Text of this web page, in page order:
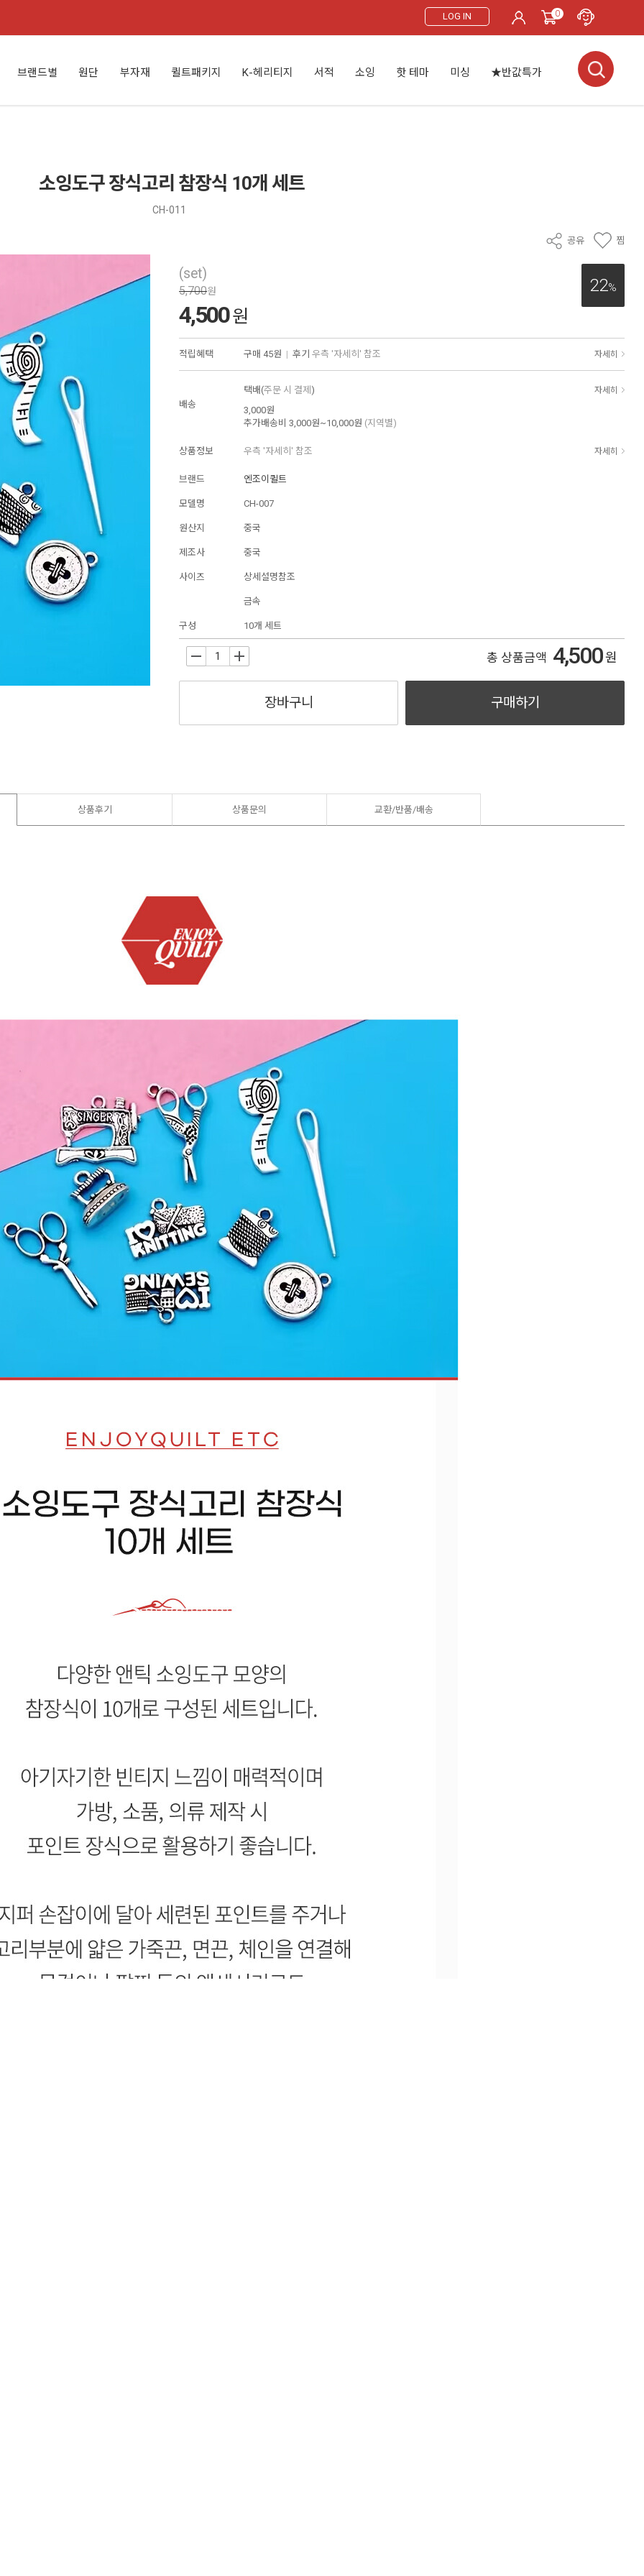
LOG IN 0
브랜드별 원단 부자재 퀼트패키지 K-헤리티지 서적 소잉 핫 테마 미싱 ★반값특가
소잉도구 장식고리 참장식 10개 세트
CH-011
공유 찜
(set)
22%
5,700원
4,500원
적립혜택 구매 45원 | 후기 우측 '자세히' 참조 자세히
배송
택배(주문 시 결제 ) 자세히
3,000원
추가배송비 3,000원~10,000원 (지역별)
상품정보 우측 '자세히' 참조 자세히
브랜드 엔조이퀼트
모델명 CH-007
원산지 중국
제조사 중국
사이즈 상세설명참조
금속
구성 10개 세트
+ 총 상품금액 4,500원
장바구니 구매하기
상품후기 상품문의 교환/반품/배송